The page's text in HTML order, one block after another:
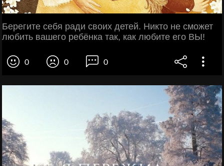
Берегите себя ради своих детей. Никто не сможет
любить вашего ребёнка так, как любите его ВЫ!
0 0 0